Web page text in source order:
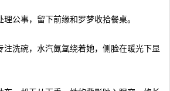
公事，留下前缘和罗梦收拾餐桌。
注洗碗，水汽氤氲绕着她，侧脸在暖光下显